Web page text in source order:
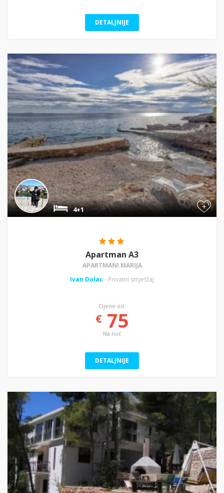
DETALJNIJE
+
4+1
Apartman A3
APARTMANI MARIJA
Ivan Dolac - Privatni smještaj
Cijene od:
€75
Na noć
DETALJNIJE